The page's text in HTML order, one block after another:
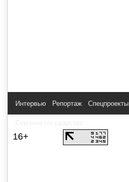
Интервью Репортаж Спецпроекты
16+